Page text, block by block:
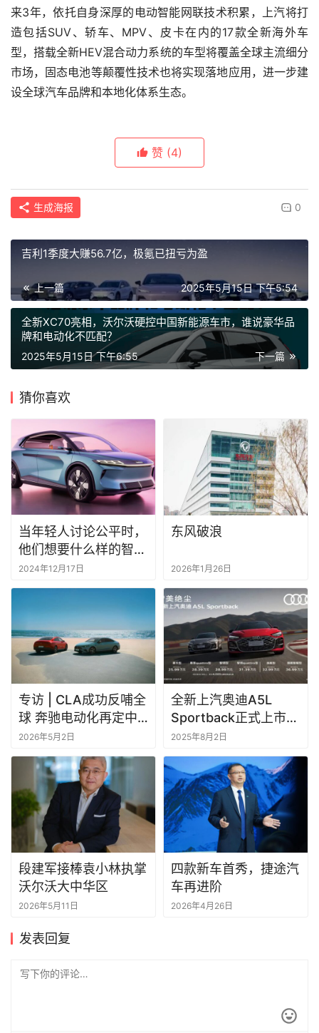
来3年，依托自身深厚的电动智能网联技术积累，上汽将打
造包括SUV、轿车、MPV、皮卡在内的17款全新海外车
型，搭载全新HEV混合动力系统的车型将覆盖全球主流细分
市场，固态电池等颠覆性技术也将实现落地应用，进一步建
设全球汽车品牌和本地化体系生态。
赞 (4)
生成海报 0
吉利1季度大赚56.7亿，极氪已扭亏为盈
上一篇 2025年5月15日 下午5:54
全新XC70亮相，沃尔沃硬控中国新能源车市，谁说豪华品
牌和电动化不匹配？
下一篇
2025年5月15日 下午6:55
猜你喜欢
当年轻人讨论公平时，
他们想要什么样的智能
座舱？
2024年12月17日
东风破浪
2026年1月26日
专访 | CLA成功反哺全
球 奔驰电动化再定中
国策
2026年5月2日
全新上汽奥迪A5L
Sportback正式上市，
限时臻享价25.99万元
起
2025年8月2日
段建军接棒袁小林执掌
沃尔沃大中华区
2026年5月11日
四款新车首秀，捷途汽
车再进阶
2026年4月26日
发表回复